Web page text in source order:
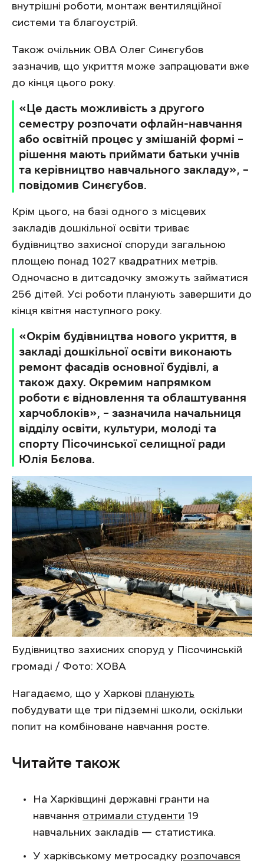
внутрішні роботи, монтаж вентиляційної
системи та благоустрій.
Також очільник ОВА Олег Синєгубов
зазначив, що укриття може запрацювати вже
до кінця цього року.
«Це дасть можливість з другого
семестру розпочати офлайн-навчання
або освітній процес у змішаній формі –
рішення мають приймати батьки учнів
та керівництво навчального закладу», –
повідомив Синєгубов.
Крім цього, на базі одного з місцевих
закладів дошкільної освіти триває
будівництво захисної споруди загальною
площею понад 1027 квадратних метрів.
Одночасно в дитсадочку зможуть займатися
256 дітей. Усі роботи планують завершити до
кінця квітня наступного року.
«Окрім будівництва нового укриття, в
закладі дошкільної освіти виконають
ремонт фасадів основної будівлі, а
також даху. Окремим напрямком
роботи є відновлення та облаштування
харчоблоків», – зазначила начальниця
відділу освіти, культури, молоді та
спорту Пісочинської селищної ради
Юлія Бєлова.
Будівництво захисних споруд у Пісочинській
громаді / Фото: ХОВА
Нагадаємо, що у Харкові планують
побудувати ще три підземні школи, оскільки
попит на комбіноване навчання росте.
Читайте також
На Харківщині державні гранти на
навчання отримали студенти 19
навчальних закладів — статистика.
У харківському метросадку розпочався